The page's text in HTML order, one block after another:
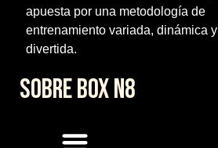
apuesta por una metodología de
entrenamiento variada, dinámica y
divertida.
SOBRE BOX N8